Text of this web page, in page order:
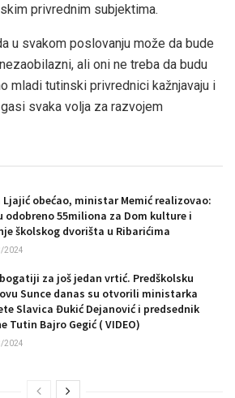
privrednim subjektima.
u svakom poslovanju može da bude
ali oni ne treba da budu
mladi tutinski privrednici kažnjavaju i
svaka volja za razvojem
Ljajić obećao, ministar Memić realizovao:
odobreno 55miliona za Dom kulture i
školskog dvorišta u Ribarićima
2024
za još jedan vrtić. Predškolsku
Sunce danas su otvorili ministarka
Slavica Đukić Dejanović i predsednik
Tutin Bajro Gegić ( VIDEO)
2024